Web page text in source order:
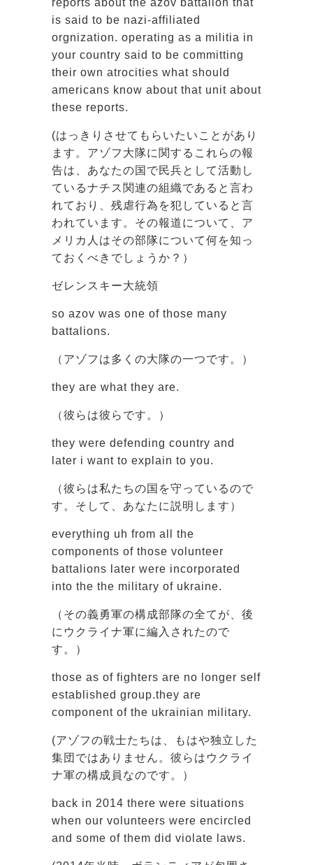
reports about the azov battalion that
is said to be nazi-affiliated
orgnization. operating as a militia in
your country said to be committing
their own atrocities what should
americans know about that unit about
these reports.
(はっきりさせてもらいたいことがあり
ます。アゾフ大隊に関するこれらの報
告は、あなたの国で民兵として活動し
ているナチス関連の組織であると言わ
れており、残虐行為を犯していると言
われています。その報道について、ア
メリカ人はその部隊について何を知っ
ておくべきでしょうか？）
ゼレンスキー大統領
so azov was one of those many
battalions.
（アゾフは多くの大隊の一つです。）
they are what they are.
（彼らは彼らです。）
they were defending country and
later i want to explain to you.
（彼らは私たちの国を守っているので
す。そして、あなたに説明します）
everything uh from all the
components of those volunteer
battalions later were incorporated
into the the military of ukraine.
（その義勇軍の構成部隊の全てが、後
にウクライナ軍に編入されたので
す。）
those as of fighters are no longer self
established group.they are
component of the ukrainian military.
(アゾフの戦士たちは、もはや独立した
集団ではありません。彼らはウクライ
ナ軍の構成員なのです。）
back in 2014 there were situations
when our volunteers were encircled
and some of them did violate laws.